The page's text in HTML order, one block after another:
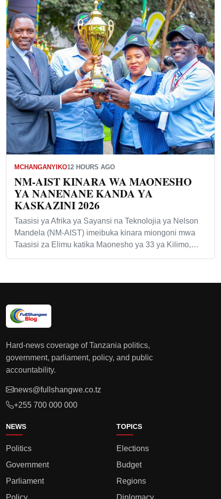
MCHANGANYIKO12 HOURS AGO
NM-AIST KINARA WA MAONESHO
YA NANENANE KANDA YA
KASKAZINI 2026
Taasisi ya Afrika ya Sayansi na Teknolojia ya Nelson
Mandela (NM-AIST) imeibuka kinara miongoni mwa
Taasisi za Elimu katika Maonesho ya 33 ya Kilimo,…
Hard-news coverage of Tanzania politics,
government, parliament, policy, and public
accountability.
news@fullshangwe.co.tz
+255 700 000 000
NEWS
Politics
Government
Parliament
Policy
TOPICS
Elections
Budget
Regions
Diplomacy